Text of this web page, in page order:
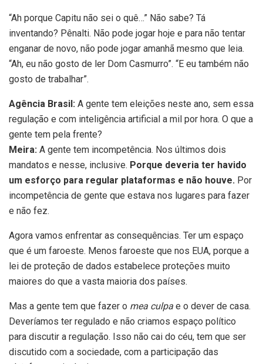
“Ah porque Capitu não sei o quê…” Não sabe? Tá
inventando? Pênalti. Não pode jogar hoje e para não tentar
enganar de novo, não pode jogar amanhã mesmo que leia.
“Ah, eu não gosto de ler Dom Casmurro”. “E eu também não
gosto de trabalhar”.
Agência Brasil: A gente tem eleições neste ano, sem essa
regulação e com inteligência artificial a mil por hora. O que a
gente tem pela frente?
Meira: A gente tem incompetência. Nos últimos dois
mandatos e nesse, inclusive. Porque deveria ter havido
um esforço para regular plataformas e não houve. Por
incompetência de gente que estava nos lugares para fazer
e não fez.
Agora vamos enfrentar as consequências. Ter um espaço
que é um faroeste. Menos faroeste que nos EUA, porque a
lei de proteção de dados estabelece proteções muito
maiores do que a vasta maioria dos países.
Mas a gente tem que fazer o mea culpa e o dever de casa.
Deveríamos ter regulado e não criamos espaço político
para discutir a regulação. Isso não cai do céu, tem que ser
discutido com a sociedade, com a participação das